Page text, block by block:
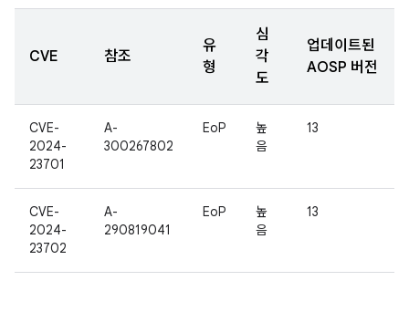
CVE 참조
유
형
심
각
도
업데이트된
AOSP 버전
CVE-
2024-
23701
A-
300267802
EoP
높
음
13
CVE-
2024-
23702
A-
290819041
EoP
높
음
13